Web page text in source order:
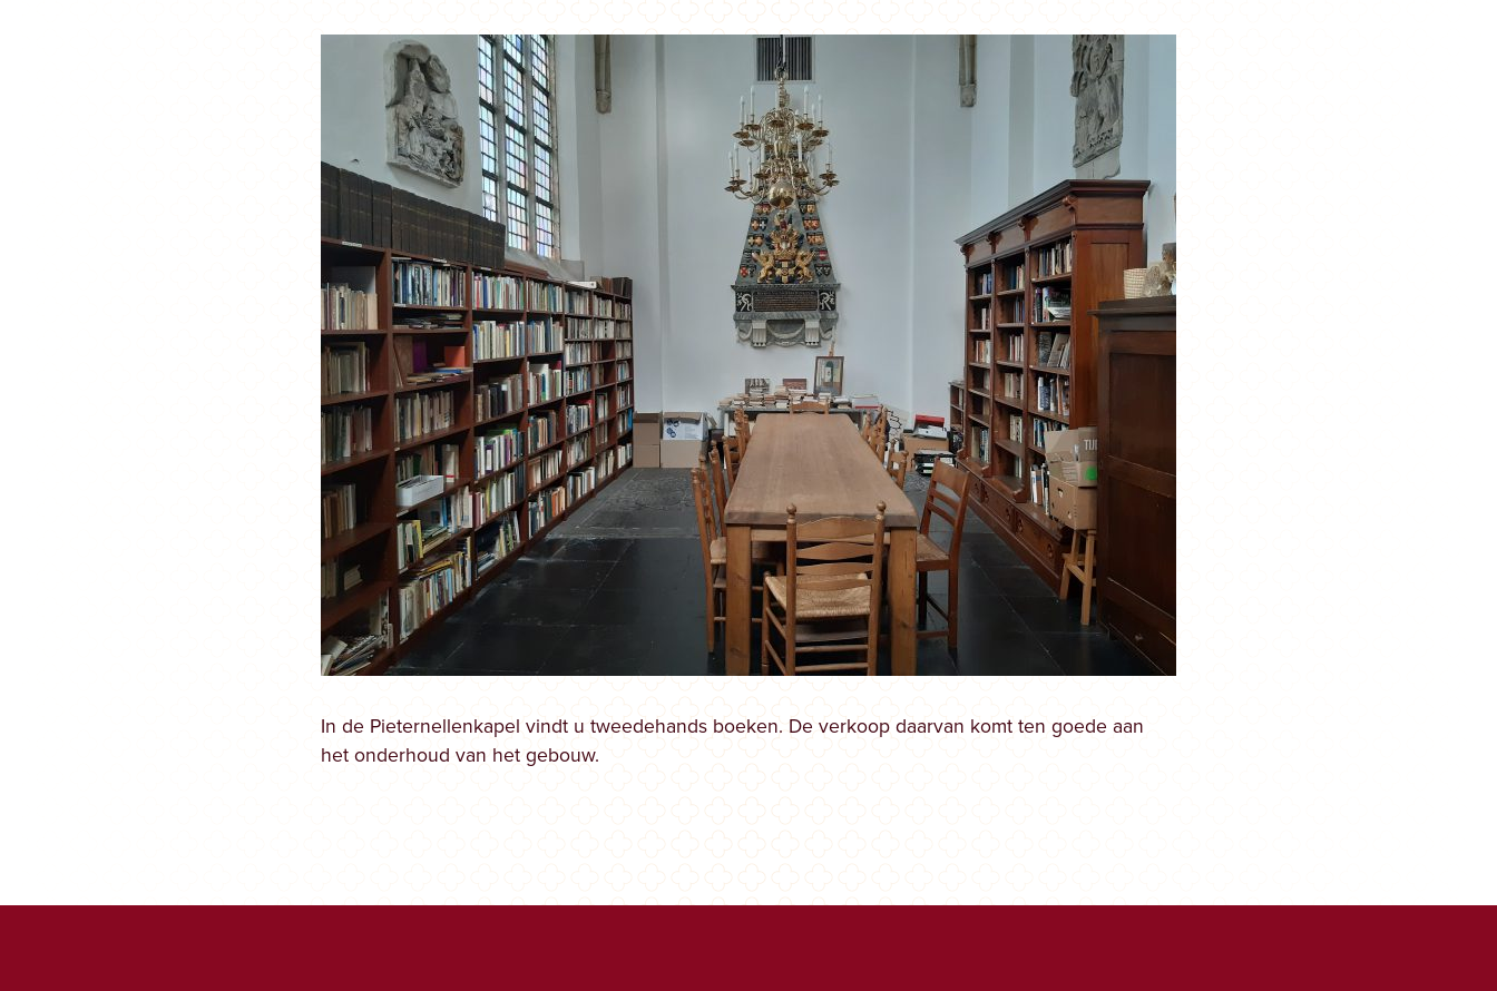
In de Pieternellenkapel vindt u tweedehands boeken. De verkoop daarvan komt ten goede aan
het onderhoud van het gebouw.